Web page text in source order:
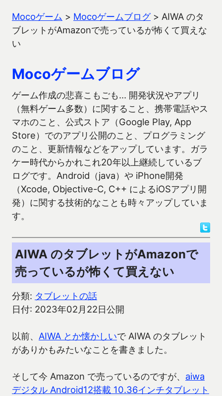
Mocoゲーム > Mocoゲームブログ> AIWA のタ
ブレットがAmazonで売っているが怖くて買えな
い
Mocoゲームブログ
ゲーム作成の悲喜こもごも… 開発状況やアプリ
（無料ゲーム多数）に関すること、携帯電話やス
マホのこと、公式ストア（Google Play, App
Store）でのアプリ公開のこと、プログラミング
のこと、更新情報などをアップしています。ガラ
ケー時代からかれこれ20年以上継続しているブ
ログです。Android（java）や iPhone開発
（Xcode, Objective-C, C++ によるiOSアプリ開
発）に関する技術的なことも時々アップしていま
す。
AIWA のタブレットがAmazonで
売っているが怖くて買えない
分類: タブレットの話
日付: 2023年02月22日公開
以前、 AIWA とか懐かしいで AIWA のタブレット
がありかもみたいなことを書きました。
そして今 Amazon で売っているのですが、 aiwa
デジタル Android12搭載 10.36インチタブレット